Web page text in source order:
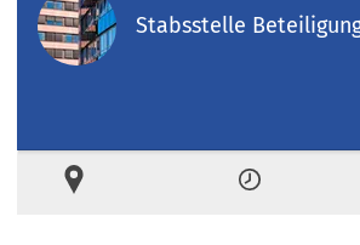
Stabsstelle
Zeiten